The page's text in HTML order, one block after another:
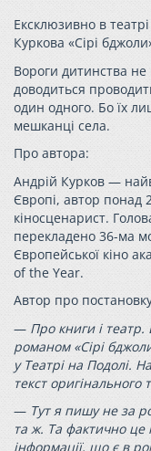
Ексклюзивно в
Куркова «Сірі
Вороги дитинства
доводиться
один одного. Бо їх
мешканці села.
Про автора:
Андрій Курков —
Європі, автор понад
кіносценарист.
перекладено 36-ма
Європейської кіно
of the Year.
Автор про
— Про книги і
романом «Сірі
у Театрі на Подолі.
текст оригінального
— Тут я пишу не за
та ж. Та фактично це
інформації, що є в